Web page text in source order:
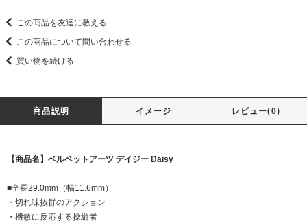
この商品を友達に教える
この商品について問い合わせる
買い物を続ける
商品説明 イメージ レビュー(0)
【商品名】ベルベットアーツ デイジー Daisy
■全長29.0mm（幅11.6mm）
・切れ味抜群のアクション
・機敏に反応する操縦者